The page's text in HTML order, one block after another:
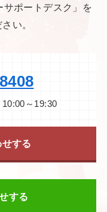
ポートデスク」を
い。
～19:30
する
する